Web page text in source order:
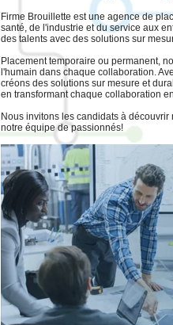
Firme Brouillette est une agence de
santé, de l'industrie et du service aux
des talents avec des solutions sur
Placement temporaire ou permanent,
l'humain dans chaque collaboration.
créons des solutions sur mesure et
en transformant chaque collaboration
Nous invitons les candidats à
notre équipe de passionnés!